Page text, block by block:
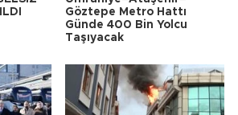
Göztepe Metro Hattı
Günde 400 Bin Yolcu
Taşıyacak